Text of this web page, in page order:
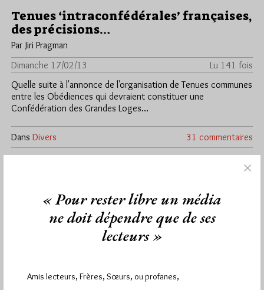
Tenues ‘intraconfédérales’ françaises,
des précisions…
Par Jiri Pragman
Dimanche 17/02/13
Lu 141 fois
Quelle suite à l'annonce de l'organisation de Tenues communes
entre les Obédiences qui devraient constituer une
Confédération des Grandes Loges…
Dans Divers 31 commentaires
Hier mercredi 5 août 2026, Hiram.be a reçu1 441
2 502 pages
ont été lues (Source :
Pirsch.io)
Quels sont les articles les plus lus du blog ?
« Pour rester libre un média
ne doit dépendre que de ses
lecteurs »
Amis lecteurs, Frères, Sœurs, ou profanes,